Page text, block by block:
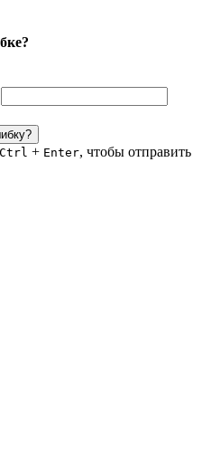
Ctrl + Enter, чтобы отправить